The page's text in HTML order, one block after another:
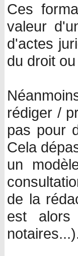
Ces
valeur
d'actes
du droit
rédiger /
pas pour
Cela
un
de la
est alors